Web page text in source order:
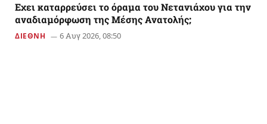
Εχει καταρρεύσει το όραμα του Νετανιάχου για την
αναδιαμόρφωση της Μέσης Ανατολής;
ΔΙΕΘΝΗ 6 Αυγ 2026, 08:50